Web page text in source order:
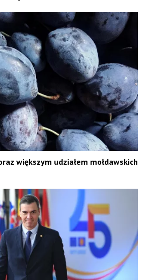
większym udziałem mołdawskich